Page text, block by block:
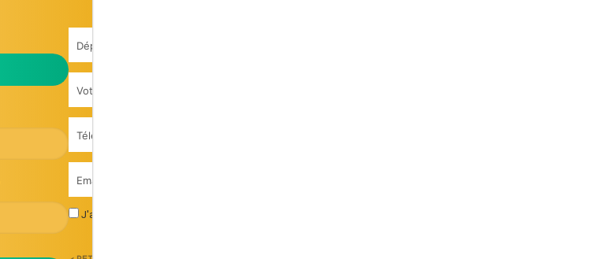
J'accepte les